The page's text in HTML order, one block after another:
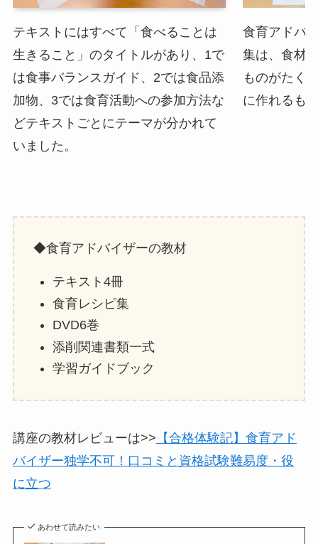
テキストにはすべて「食べることは
生きること」のタイトルがあり、1で
は食事バランスガイド、2では食品添
加物、3では食育活動への参加方法な
どテキストごとにテーマが分かれて
いました。
食育アドバ
集は、食材
ものがたく
に作れるも
◆食育アドバイザーの教材
テキスト4冊
食育レシピ集
DVD6巻
添削関連書類一式
学習ガイドブック
講座の教材レビューは>> 【合格体験記】食育アド
バイザー独学不可！口コミと資格試験難易度・役
に立つ
あわせて読みたい